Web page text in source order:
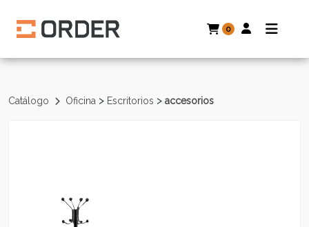
0
Catálogo Oficina > Escritorios > accesorios